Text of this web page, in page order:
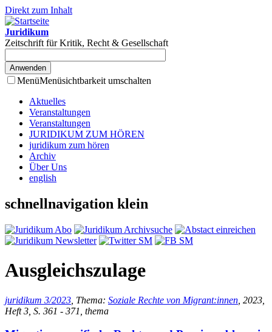
Direkt zum Inhalt
Juridikum
Zeitschrift für Kritik, Recht & Gesellschaft
MenüMenüsichtbarkeit umschalten
Aktuelles
Veranstaltungen
Veranstaltungen
JURIDIKUM ZUM HÖREN
juridikum zum hören
Archiv
Über Uns
english
schnellnavigation klein
Ausgleichszulage
juridikum 3/2023 , Thema: Soziale Rechte von Migrant:innen , 2023,
Heft 3, S. 361 - 371, thema